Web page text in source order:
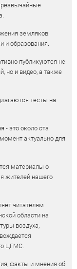
земляков:
и образования.
публикуются не
но и видео, а также
тесты на
- это около ста
актуально для
материалы о
жителей нашего
читателям
области на
воздуха,
ЦГМС.
факты и мнения об